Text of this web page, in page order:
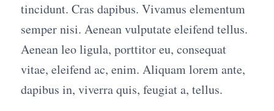
tincidunt. Cras dapibus. Vivamus elementum
semper nisi. Aenean vulputate eleifend tellus.
Aenean leo ligula, porttitor eu, consequat
vitae, eleifend ac, enim. Aliquam lorem ante,
dapibus in, viverra quis, feugiat a, tellus.